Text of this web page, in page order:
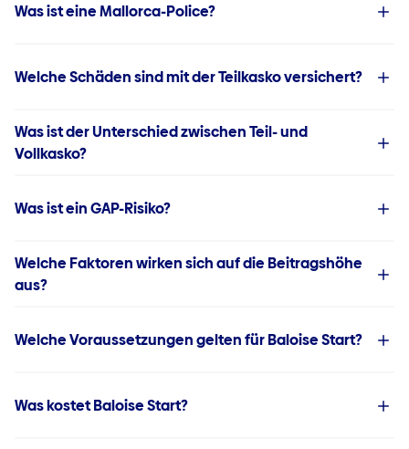
Was ist eine Mallorca-Police?
Welche Schäden sind mit der Teilkasko versichert?
Was ist der Unterschied zwischen Teil- und
Vollkasko?
Was ist ein GAP-Risiko?
Welche Faktoren wirken sich auf die Beitragshöhe
aus?
Welche Voraussetzungen gelten für Baloise Start?
Was kostet Baloise Start?